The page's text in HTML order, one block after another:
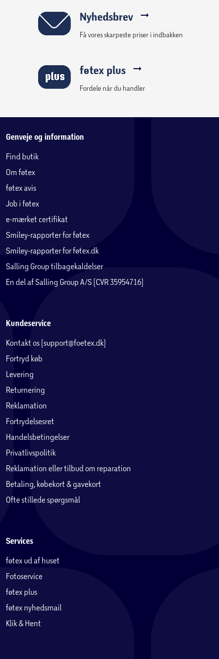
terrasse.
Vedligeholdelse af plast/formstøbt plast:
Nyhedsbrev
Få vores skarpeste priser i indbakken
føtex plus
Fordele når du handler
Genveje og information
Find butik
Om føtex
føtex avis
Job i føtex
e-mærket certifikat
Smiley-rapporter for føtex
Smiley-rapporter for føtex.dk
Salling Group tilbagekaldelser
En del af Salling Group A/S (CVR 35954716)
Kundeservice
Kontakt os (support@foetex.dk)
Fortryd køb
Levering
Returnering
Reklamation
Fortrydelsesret
Handelsbetingelser
Privatlivspolitik
Reklamation eller tilbud om reparation
Betaling, købekort & gavekort
Ofte stillede spørgsmål
Services
føtex ud af huset
Fotoservice
føtex plus
føtex nyhedsmail
Klik & Hent